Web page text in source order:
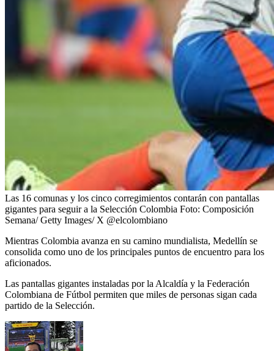
Las 16 comunas y los cinco corregimientos contarán con pantallas
gigantes para seguir a la Selección Colombia Foto: Composición
Semana/ Getty Images/ X @elcolombiano
Mientras Colombia avanza en su camino mundialista, Medellín se
consolida como uno de los principales puntos de encuentro para los
aficionados.
Las pantallas gigantes instaladas por la Alcaldía y la Federación
Colombiana de Fútbol permiten que miles de personas sigan cada
partido de la Selección.